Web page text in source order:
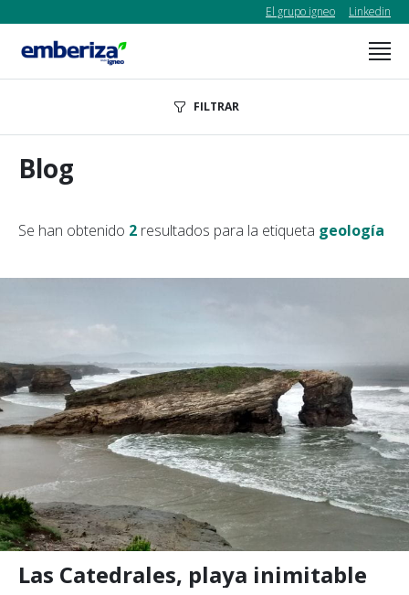
El grupo igneo Linkedin
FILTRAR
Blog
Se han obtenido 2 resultados para la etiqueta geología
Las Catedrales, playa inimitable